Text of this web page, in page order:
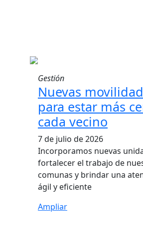
Gestión
Nuevas
para estar más
cada vecino
7 de julio de 2026
Incorporamos nuevas
fortalecer el trabajo de
comunas y brindar una
ágil y eficiente
Ampliar